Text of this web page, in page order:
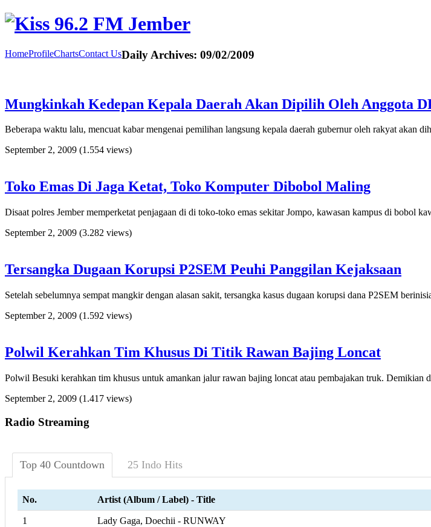
HomeProfileChartsContact UsDaily Archives: 09/02/2009
Mungkinkah Kedepan Kepala Daerah Akan Dipilih Oleh Anggota
Beberapa waktu lalu, mencuat kabar mengenai pemilihan langsung kepala daerah gubernur oleh rakyat akan
September 2, 2009 (1.554 views)
Toko Emas Di Jaga Ketat, Toko Komputer Dibobol Maling
Disaat polres Jember memperketat penjagaan di di toko-toko emas sekitar Jompo, kawasan kampus di bobol
September 2, 2009 (3.282 views)
Tersangka Dugaan Korupsi P2SEM Peuhi Panggilan Kejaksaan
Setelah sebelumnya sempat mangkir dengan alasan sakit, tersangka kasus dugaan korupsi dana P2SEM
September 2, 2009 (1.592 views)
Polwil Kerahkan Tim Khusus Di Titik Rawan Bajing Loncat
Polwil Besuki kerahkan tim khusus untuk amankan jalur rawan bajing loncat atau pembajakan truk.
September 2, 2009 (1.417 views)
Radio Streaming
Top 40 Countdown 25 Indo Hits
No. Artist (Album / Label) - Title
1 Lady Gaga, Doechii - RUNWAY